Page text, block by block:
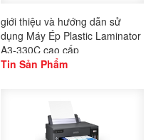
giới thiệu và hướng dẫn sử
dụng Máy Ép Plastic Laminator
A3-330C cao cấp
Tin Sản Phẩm